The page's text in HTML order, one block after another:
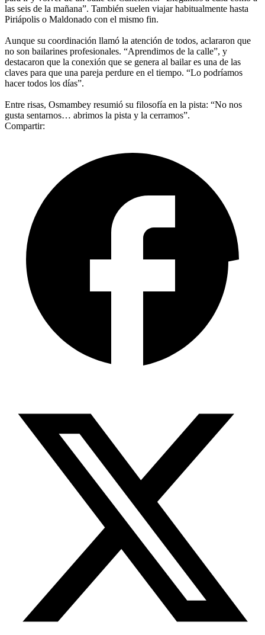
las seis de la mañana”. También suelen viajar habitualmente hasta
Piriápolis o Maldonado con el mismo fin.
Aunque su coordinación llamó la atención de todos, aclararon que
no son bailarines profesionales. “Aprendimos de la calle”, y
destacaron que la conexión que se genera al bailar es una de las
claves para que una pareja perdure en el tiempo. “Lo podríamos
hacer todos los días”.
Entre risas, Osmambey resumió su filosofía en la pista: “No nos
gusta sentarnos… abrimos la pista y la cerramos”.
Compartir: